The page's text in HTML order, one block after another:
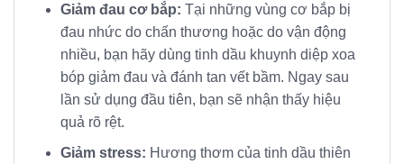
Giảm đau cơ bắp: Tại những vùng cơ bắp bị
đau nhức do chấn thương hoặc do vận động
nhiều, bạn hãy dùng tinh dầu khuynh diệp xoa
bóp giảm đau và đánh tan vết bầm. Ngay sau
lần sử dụng đầu tiên, bạn sẽ nhận thấy hiệu
quả rõ rệt.
Giảm stress: Hương thơm của tinh dầu thiên